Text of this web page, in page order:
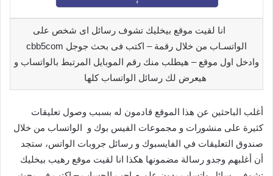
انا لقيت موقع بيخليك تشوف رسائل اى شخص على
الواتسـاب من خلال رقمة – اكتب فى بحث جوجل cbb5com
وادخل اول موقع – هيطلب منك رقم الموبايل المرتبط بالواتساب و
هيعرض لك رسائل الواتساب كلها
أغلب الباحثين عن هذا الموقع قادمون له بسبب وصول تعليقات
كثيرة على منشورات و مجموعات الفيس بوك و الواتساب من خلال
صندوق التعليقات في الفايسبوك و رسائل جروبات الواتس، ستجد
أن أغلبهم وجدو رسالة مضمونها هكذا انا لقيت موقع رهيب بيخليك